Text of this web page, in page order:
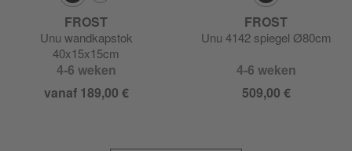
FROST
Unu wandkapstok
40x15x15cm
4-6 weken
vanaf 189,00 €
FROST
Unu 4142 spiegel Ø80cm
4-6 weken
509,00 €